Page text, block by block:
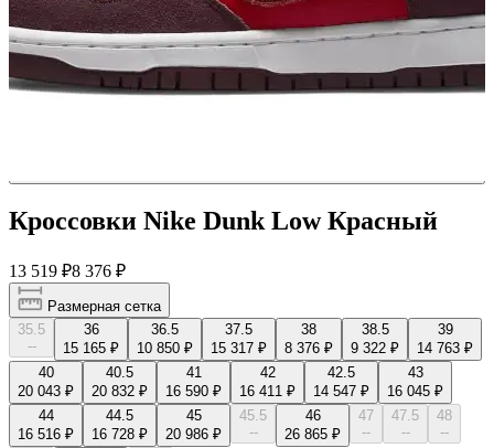
Кроссовки Nike Dunk Low Красный
13 519 ₽8 376 ₽
Размерная сетка
35.5
--
36
15 165 ₽
36.5
10 850 ₽
37.5
15 317 ₽
38
8 376 ₽
38.5
9 322 ₽
39
14 763 ₽
40
20 043 ₽
40.5
20 832 ₽
41
16 590 ₽
42
16 411 ₽
42.5
14 547 ₽
43
16 045 ₽
44
16 516 ₽
44.5
16 728 ₽
45
20 986 ₽
45.5
--
46
26 865 ₽
47
--
47.5
--
48
--